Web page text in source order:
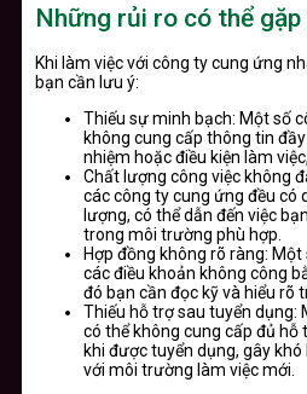
Những rủi ro có thể gặp
Khi làm việc với công ty cung ứng
bạn cần lưu ý:
Thiếu sự minh bạch: Một số
không cung cấp thông tin
nhiệm hoặc điều kiện làm
Chất lượng công việc không
các công ty cung ứng đều có
lượng, có thể dẫn đến việc
trong môi trường phù hợp.
Hợp đồng không rõ ràng:
các điều khoản không công
đó bạn cần đọc kỹ và hiểu rõ
Thiếu hỗ trợ sau tuyển dụng:
có thể không cung cấp đủ hỗ
khi được tuyển dụng, gây
với môi trường làm việc mới.